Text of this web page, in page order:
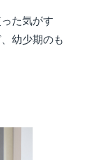
た気がす
幼少期のも